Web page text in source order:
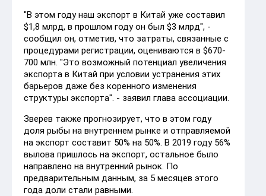
"В этом году наш экспорт в Китай уже составил
$1,8 млрд, в прошлом году он был $3 млрд", -
сообщил он, отметив, что затраты, связанные с
процедурами регистрации, оцениваются в $670-
700 млн. "Это возможный потенциал увеличения
экспорта в Китай при условии устранения этих
барьеров даже без коренного изменения
структуры экспорта". - заявил глава ассоциации.
Зверев также прогнозирует, что в этом году
доля рыбы на внутреннем рынке и отправляемой
на экспорт составит 50% на 50%. В 2019 году 56%
вылова пришлось на экспорт, остальное было
направлено на внутренний рынок. По
предварительным данным, за 5 месяцев этого
года доли стали равными.